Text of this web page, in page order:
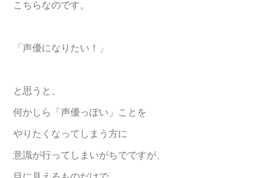
こちらなのです。
「声優になりたい！」
と思うと、
何かしら「声優っぽい」ことを
やりたくなってしまう方に
意識が行ってしまいがちでですが、